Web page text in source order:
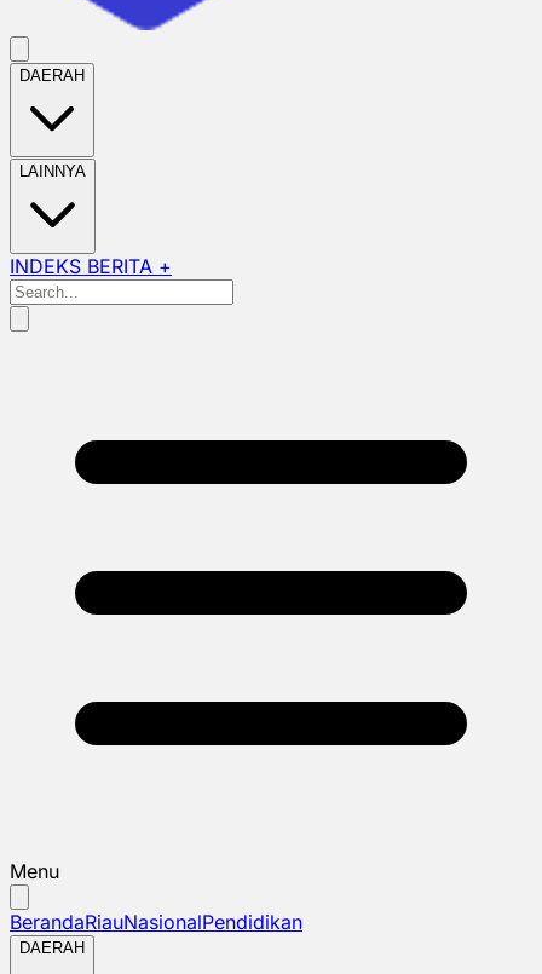
DAERAH
LAINNYA
INDEKS BERITA +
Menu
BerandaRiauNasionalPendidikan
DAERAH